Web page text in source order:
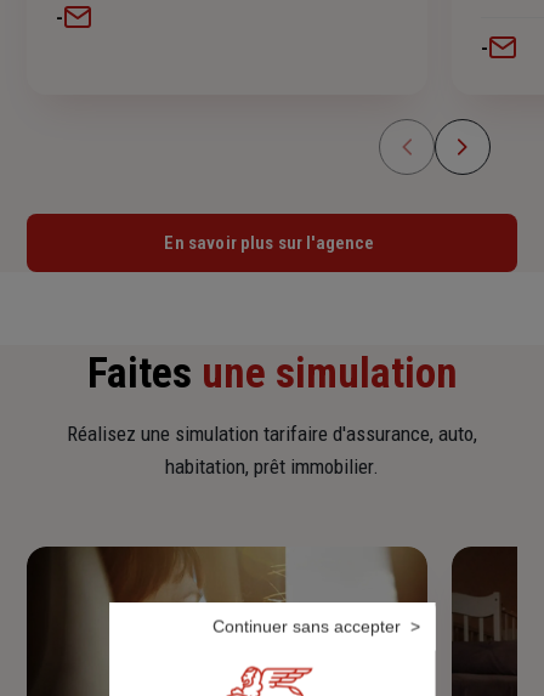
-
-
En savoir plus sur l'agence
Faites une simulation
Réalisez une simulation tarifaire d'assurance, auto,
habitation, prêt immobilier.
Continuer sans accepter